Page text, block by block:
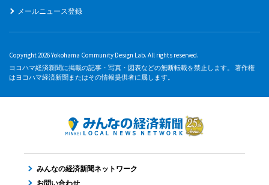
メールニュース登録
Copyright 2026 Yokohama Community Design Lab. All rights reserved.
ヨコハマ経済新聞に掲載の記事・写真・図表などの無断転載を禁止します。 著作権
はヨコハマ経済新聞またはその情報提供者に属します。
みんなの経済新聞ネットワーク
お問い合わせ